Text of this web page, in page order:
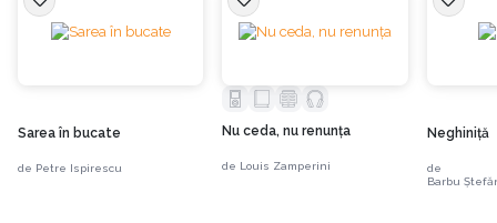
Sarea în bucate
de Petre Ispirescu
Nu ceda, nu renunţa
de Louis Zamperini
Neghiniţă
de
Barbu